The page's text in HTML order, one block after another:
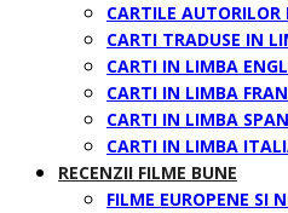
CARTILE
CARTI TRADUSE IN
CARTI IN LIMBA
CARTI IN LIMBA
CARTI IN LIMBA
CARTI IN LIMBA
RECENZII FILME BUNE
FILME EUROPENE SI